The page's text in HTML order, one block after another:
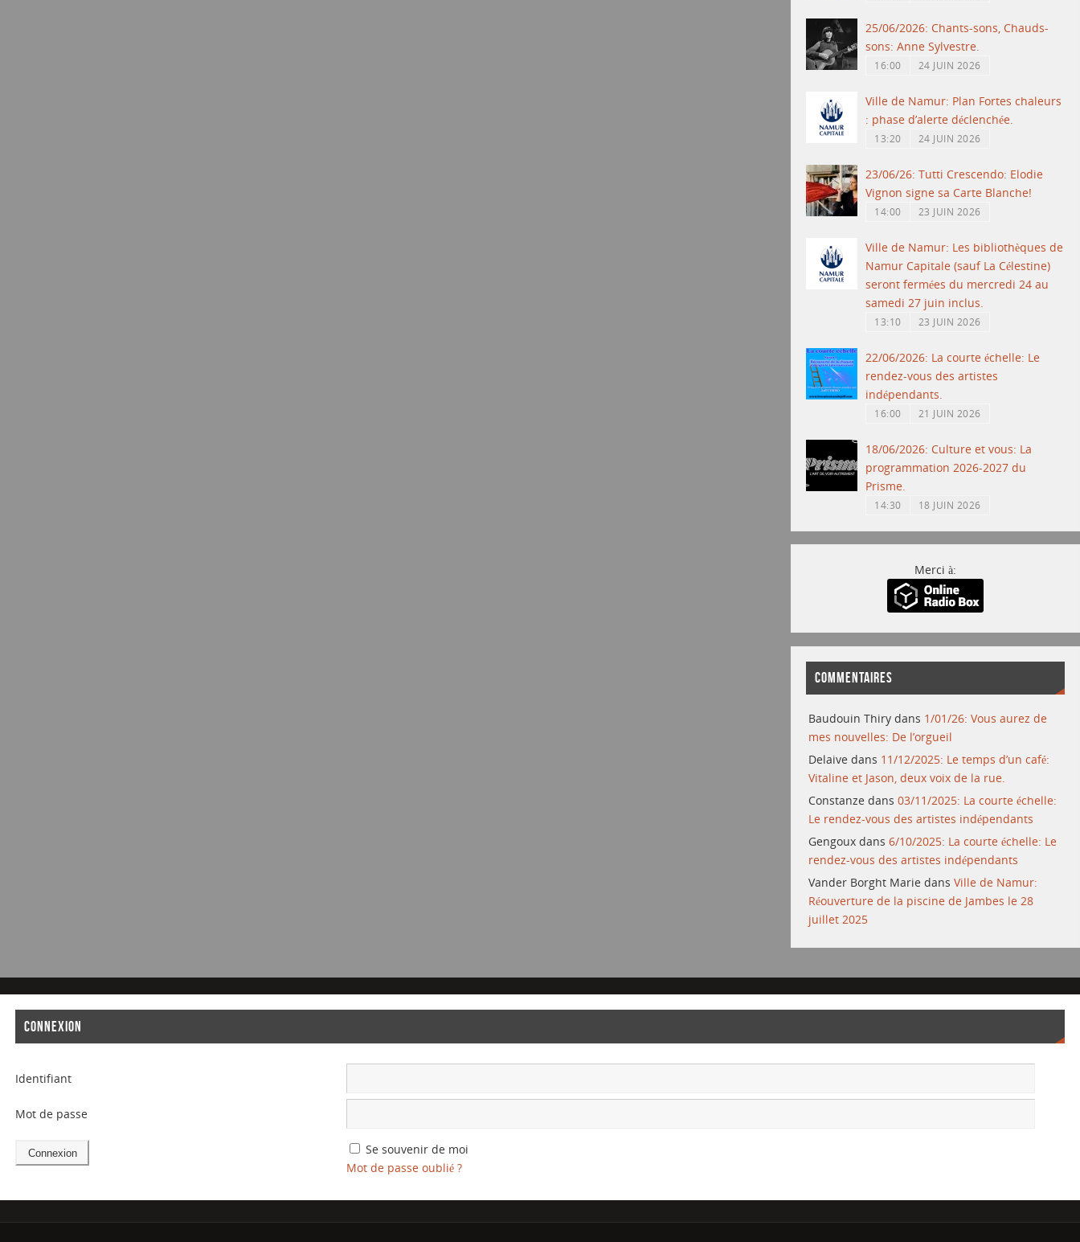
25/06/2026: Chants-sons, Chauds-
sons: Anne Sylvestre.
16:00 24 JUIN 2026
Ville de Namur: Plan Fortes chaleurs
: phase d’alerte déclenchée.
13:20 24 JUIN 2026
23/06/26: Tutti Crescendo: Elodie
Vignon signe sa Carte Blanche!
14:00 23 JUIN 2026
Ville de Namur: Les bibliothèques de
Namur Capitale (sauf La Célestine)
seront fermées du mercredi 24 au
samedi 27 juin inclus.
13:10 23 JUIN 2026
22/06/2026: La courte échelle: Le
rendez-vous des artistes
indépendants.
16:00 21 JUIN 2026
18/06/2026: Culture et vous: La
programmation 2026-2027 du
Prisme.
14:30 18 JUIN 2026
Merci à:
COMMENTAIRES
Baudouin Thiry dans 1/01/26: Vous aurez de
mes nouvelles: De l’orgueil
Delaive dans 11/12/2025: Le temps d’un café:
Vitaline et Jason, deux voix de la rue.
Constanze dans03/11/2025: La courte échelle:
Le rendez-vous des artistes indépendants
Gengoux dans6/10/2025: La courte échelle: Le
rendez-vous des artistes indépendants
Vander Borght Marie dansVille de Namur:
Réouverture de la piscine de Jambes le 28
juillet 2025
CONNEXION
Identifiant
Mot de passe
Se souvenir de moi
Mot de passe oublié ?